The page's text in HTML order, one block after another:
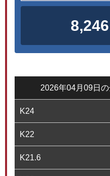
8,246
2026年04月09日
K24
K22
K21.6